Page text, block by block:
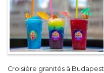
Croisière granités à Budapest